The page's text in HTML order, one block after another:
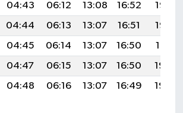
04:43 06:12 13:08 16:52
19:53
04:44 06:13 13:07 16:51
19:52
04:45 06:14 13:07 16:50
19:51
04:47 06:15 13:07 16:50
19:49
04:48 06:16 13:07 16:49 19:48